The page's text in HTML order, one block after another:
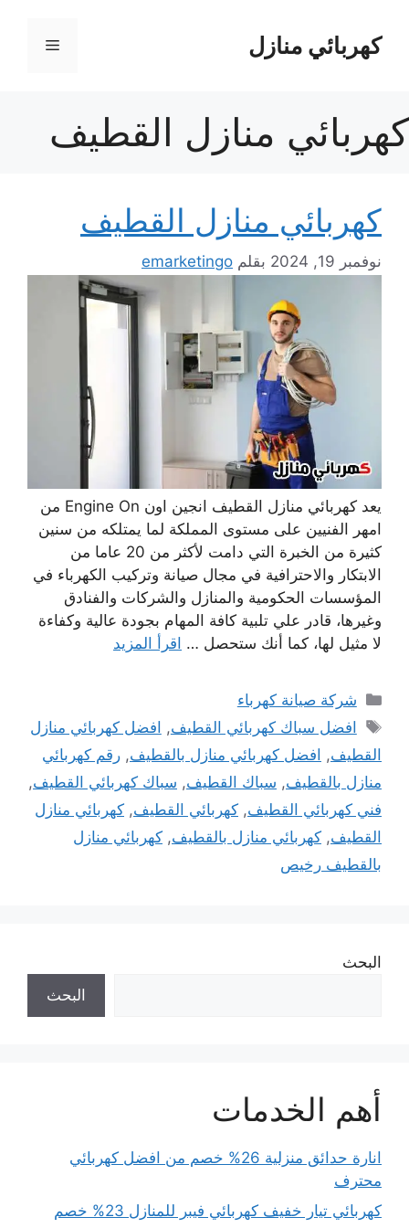
المحتوىكهربائي منازل القائمة
كهربائي منازل القطيف
كهربائي منازل القطيف
نوفمبر 19, 2024 بقلم emarketingo
يعد كهربائي منازل القطيف انجين اون Engine On من
امهر الفنيين على مستوى المملكة لما يمتلكه من سنين
كثيرة من الخبرة التي دامت لأكثر من 20 عاما من
الابتكار والاحترافية في مجال صيانة وتركيب الكهرباء في
المؤسسات الحكومية والمنازل والشركات والفنادق
وغيرها، قادر علي تلبية كافة المهام بجودة عالية وكفاءة
لا مثيل لها، كما أنك ستحصل … اقرأ المزيد
التصنيفات
شركة صيانة كهرباء
الوسوم
افضل سباك كهربائي القطيف, افضل كهربائي منازل
القطيف, افضل كهربائي منازل بالقطيف, رقم كهربائي
منازل بالقطيف, سباك القطيف, سباك كهربائي القطيف,
فني كهربائي القطيف, كهربائي القطيف, كهربائي منازل
القطيف, كهربائي منازل بالقطيف, كهربائي منازل
بالقطيف رخيص
البحث
البحث
أهم الخدمات
انارة حدائق منزلية 26% خصم من افضل كهربائي
محترف
كهربائي تيار خفيف كهربائي فيبر للمنازل 23% خصم